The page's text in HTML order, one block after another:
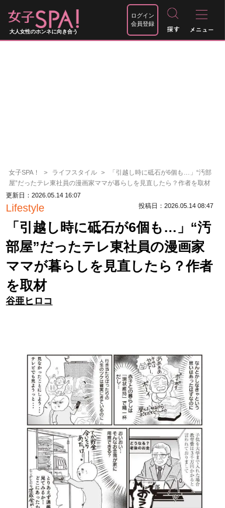
大人女性のホンネに向き合う
ログイン
会員登録
女子SPA！ ライフスタイル
「引越し時に砥石が6個も…」“汚部
屋”だったテレ東社員の漫画家ママが暮らしを見直したら？作者を取材
更新日：2026.05.14 16:07
Lifestyle 投稿日：2026.05.14 08:47
「引越し時に砥石が6個も…」“汚
部屋”だったテレ東社員の漫画家
ママが暮らしを見直したら？作者
を取材
谷亜ヒロコ